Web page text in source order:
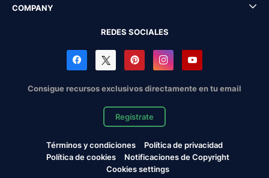
COMPANY
REDES SOCIALES
Consigue recursos exclusivos directamente en tu email
Regístrate
Términos y condiciones
Política de privacidad
Política de cookies
Notificaciones de Copyright
Cookies settings